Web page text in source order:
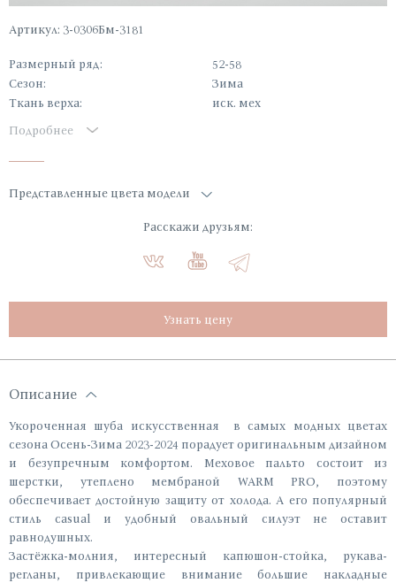
Артикул: 3-0306Бм-3181
Размерный ряд:
52-58
Сезон:
Зима
Ткань верха:
иск. мех
Подробнее
Представленные цвета модели
Расскажи друзьям:
Узнать цену
Описание
Укороченная шуба искусственная в самых модных цветах
сезона Осень-Зима 2023-2024 порадует оригинальным дизайном
и безупречным комфортом. Меховое пальто состоит из
шерстки, утеплено мембраной WARM PRO, поэтому
обеспечивает достойную защиту от холода. А его популярный
стиль casual и удобный овальный силуэт не оставит
равнодушных.
Застёжка-молния, интересный капюшон-стойка, рукава-
регланы, привлекающие внимание большие накладные